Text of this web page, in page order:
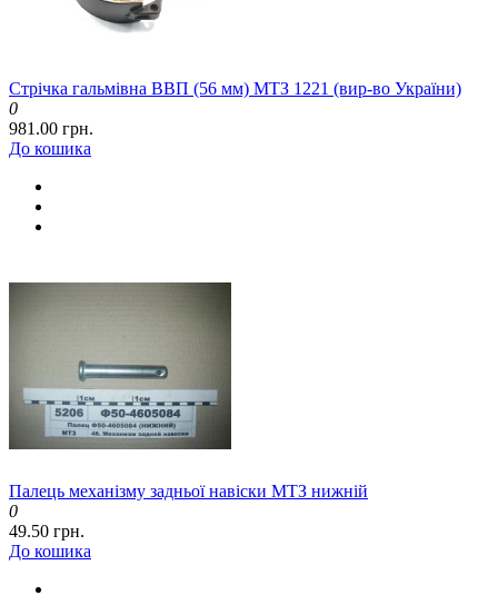
Стрічка гальмівна ВВП (56 мм) МТЗ 1221 (вир-во України)
0
981.00 грн.
До кошика
Палець механізму задньої навіски МТЗ нижній
0
49.50 грн.
До кошика